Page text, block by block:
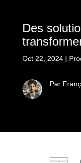
Des
Oct 22, 2024|
Par